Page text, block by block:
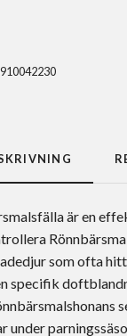
är en
som ofta
specifik
under